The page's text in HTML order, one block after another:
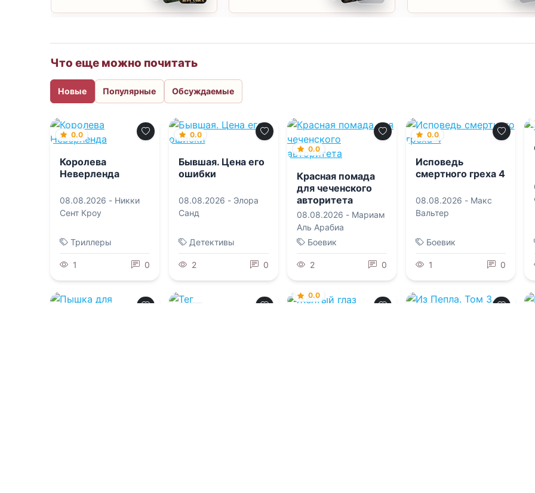
Что еще можно почитать
Новые Популярные Обсуждаемые
0.0
Королева
Неверленда
08.08.2026 - Никки
Сент Кроу
Триллеры
1 0
0.0
Бывшая. Цена его
ошибки
08.08.2026 - Элора
Санд
Детективы
2 0
0.0
Красная помада
для чеченского
авторитета
08.08.2026 - Мариам
Аль Арабиа
Боевик
2 0
0.0
Исповедь
смертного греха 4
08.08.2026 - Макс
Вальтер
Боевик
1 0
0.0